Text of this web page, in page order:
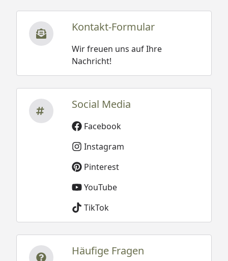
Kontakt-Formular
Wir freuen uns auf Ihre
Nachricht!
Social Media
Facebook
Instagram
Pinterest
YouTube
TikTok
Häufige Fragen